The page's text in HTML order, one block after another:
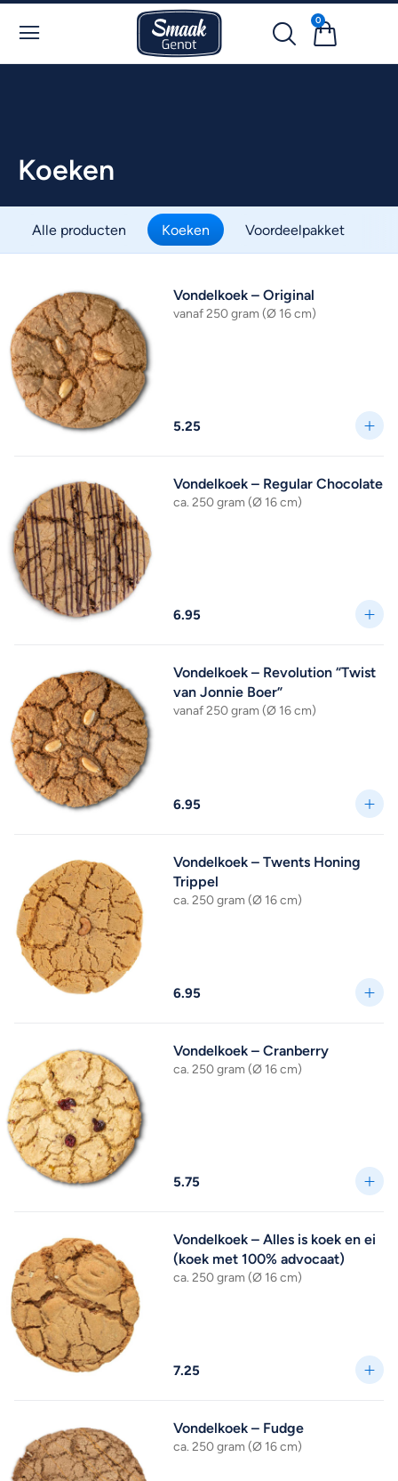
0
Koeken
Alle producten Koeken Voordeelpakket
Vondelkoek – Original
vanaf 250 gram (Ø 16 cm)
5.25
Vondelkoek – Regular Chocolate
ca. 250 gram (Ø 16 cm)
6.95
Vondelkoek – Revolution “Twist
van Jonnie Boer”
vanaf 250 gram (Ø 16 cm)
6.95
Vondelkoek – Twents Honing
Trippel
ca. 250 gram (Ø 16 cm)
6.95
Vondelkoek – Cranberry
ca. 250 gram (Ø 16 cm)
5.75
Vondelkoek – Alles is koek en ei
(koek met 100% advocaat)
ca. 250 gram (Ø 16 cm)
7.25
Vondelkoek – Fudge
ca. 250 gram (Ø 16 cm)